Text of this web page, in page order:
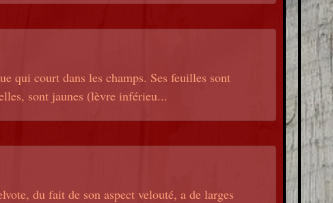
qui court dans les champs. Ses feuilles sont
sont jaunes (lèvre inférieu...
du fait de son aspect velouté, a de larges